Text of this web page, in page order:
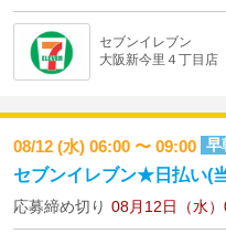
セブンイレブン
大阪新今里４丁目店
08/12 (水) 06:00 〜 09:00 早
セブンイレブン★日払い(
応募締め切り 08月12日（水